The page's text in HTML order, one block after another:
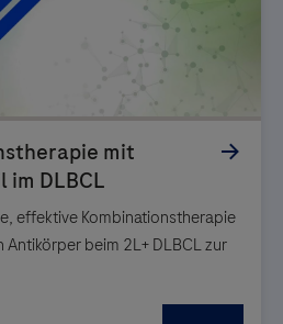
effektive Kombinationstherapie
beim 2L+ DLBCL zur